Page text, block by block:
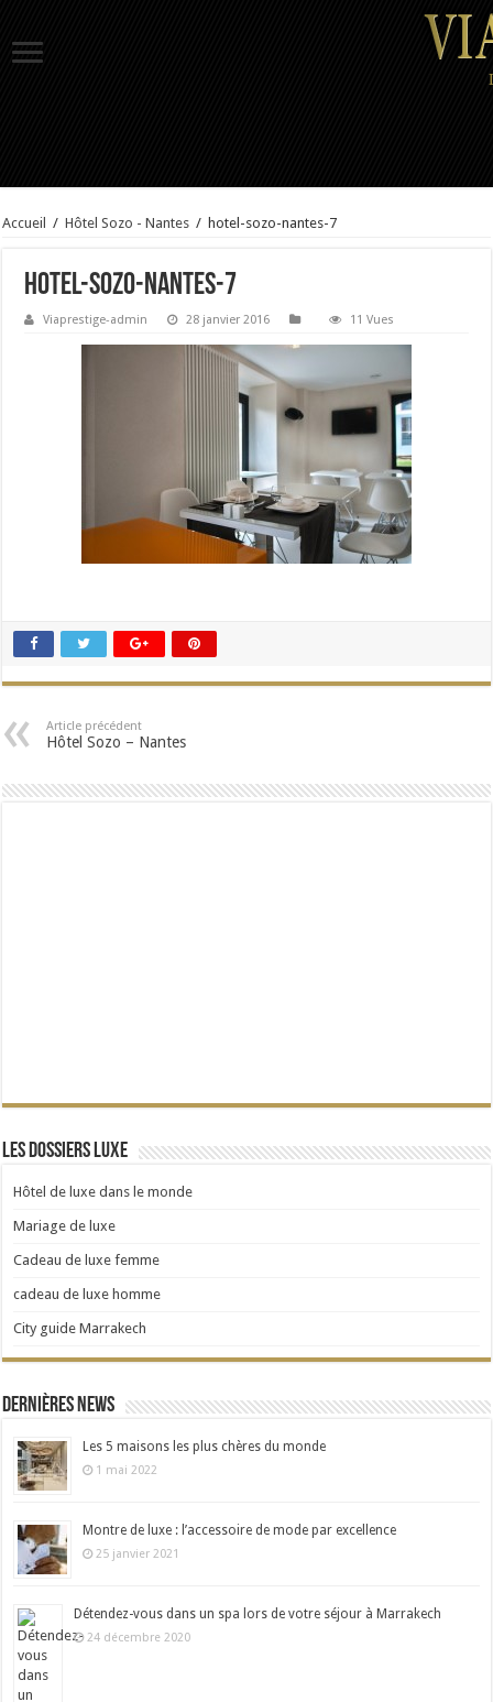
Accueil / Hôtel Sozo - Nantes / hotel-sozo-nantes-7
hotel-sozo-nantes-7
Viaprestige-admin 28 janvier 2016 11 Vues
Article précédent
Hôtel Sozo – Nantes
Les dossiers Luxe
Hôtel de luxe dans le monde
Mariage de luxe
Cadeau de luxe femme
cadeau de luxe homme
City guide Marrakech
Dernières news
Les 5 maisons les plus chères du monde
1 mai 2022
Montre de luxe : l’accessoire de mode par excellence
25 janvier 2021
Détendez-vous dans un spa lors de votre séjour à Marrakech
24 décembre 2020